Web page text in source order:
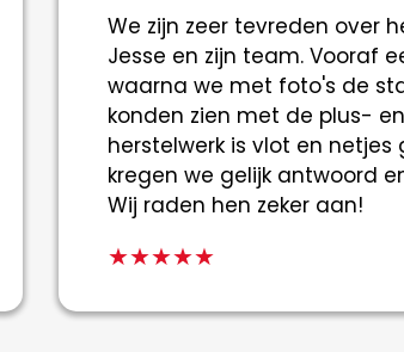
We zijn zeer tevreden over
Jesse en zijn team. Vooraf
waarna we met foto's de
konden zien met de plus-
herstelwerk is vlot en netjes
kregen we gelijk antwoord
Wij raden hen zeker aan!
★★★★★